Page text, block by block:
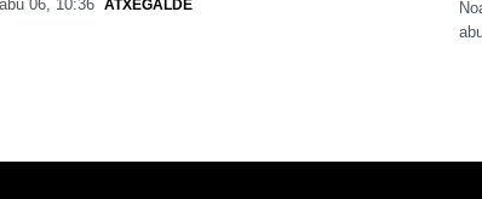
abu 06, 10:36 ATXEGALDE